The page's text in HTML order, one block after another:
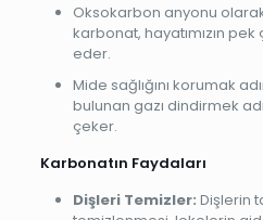
Oksokarbon anyonu
karbonat, hayatımızın
eder.
Mide sağlığını korumak
bulunan gazı dindirmek
çeker.
Karbonatın Faydaları
Dişleri Temizler: Dişlerin